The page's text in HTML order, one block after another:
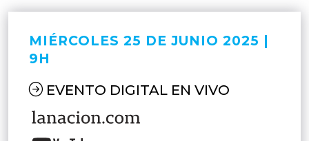
MIÉRCOLES 25 DE JUNIO 2025 |
9H
EVENTO DIGITAL EN VIVO